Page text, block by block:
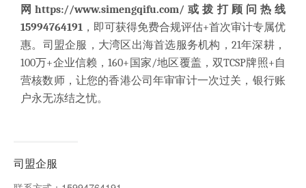
网https://www.simengqifu.com/ 或拨打顾问热线
15994764191 ，即可获得免费合规评估+首次审计专属优
惠。司盟企服，大湾区出海首选服务机构，21年深耕，
100万+企业信赖，160+国家/地区覆盖，双TCSP牌照+自
营核数师，让您的香港公司年审审计一次过关，银行账
户永无冻结之忧。
司盟企服